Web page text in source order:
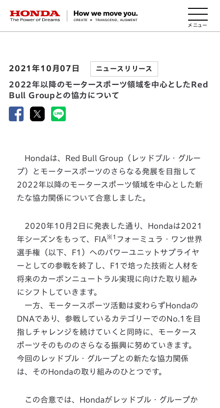
HONDA The Power of Dreams
2021年10月07日 ニュースリリース
2022年以降のモータースポーツ領域を中心としたRed
Bull Groupとの協力について
Hondaは、Red Bull Group（レッドブル・グルー
プ）とモータースポーツのさらなる発展を目指して
2022年以降のモータースポーツ領域を中心とした新
たな協力関係について合意しました。
2020年10月2日に発表した通り、Hondaは2021
年シーズンをもって、FIA※1 フォーミュラ・ワン世界
選手権（以下、F1）へのパワーユニットサプライヤ
ーとしての参戦を終了し、F1で培った技術と人材を
将来のカーボンニュートラル実現に向けた取り組み
にシフトしていきます。
一方、モータースポーツ活動は変わらずHondaの
DNAであり、参戦しているカテゴリーでのNo.1を目
指しチャレンジを続けていくと同時に、モータース
ポーツそのもののさらなる振興に努めていきます。
今回のレッドブル・グループとの新たな協力関係
は、そのHondaの取り組みのひとつです。
この合意では、Hondaがレッドブル・グループか